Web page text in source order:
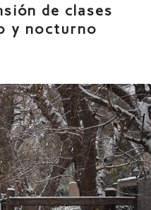
de clases
y nocturno